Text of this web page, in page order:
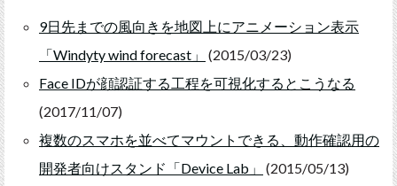
9日先までの風向きを地図上にアニメーション表示
「Windyty wind forecast」
(2015/03/23)
Face IDが顔認証する工程を可視化するとこうなる
(2017/11/07)
複数のスマホを並べてマウントできる、動作確認用の
開発者向けスタンド「Device Lab」
(2015/05/13)